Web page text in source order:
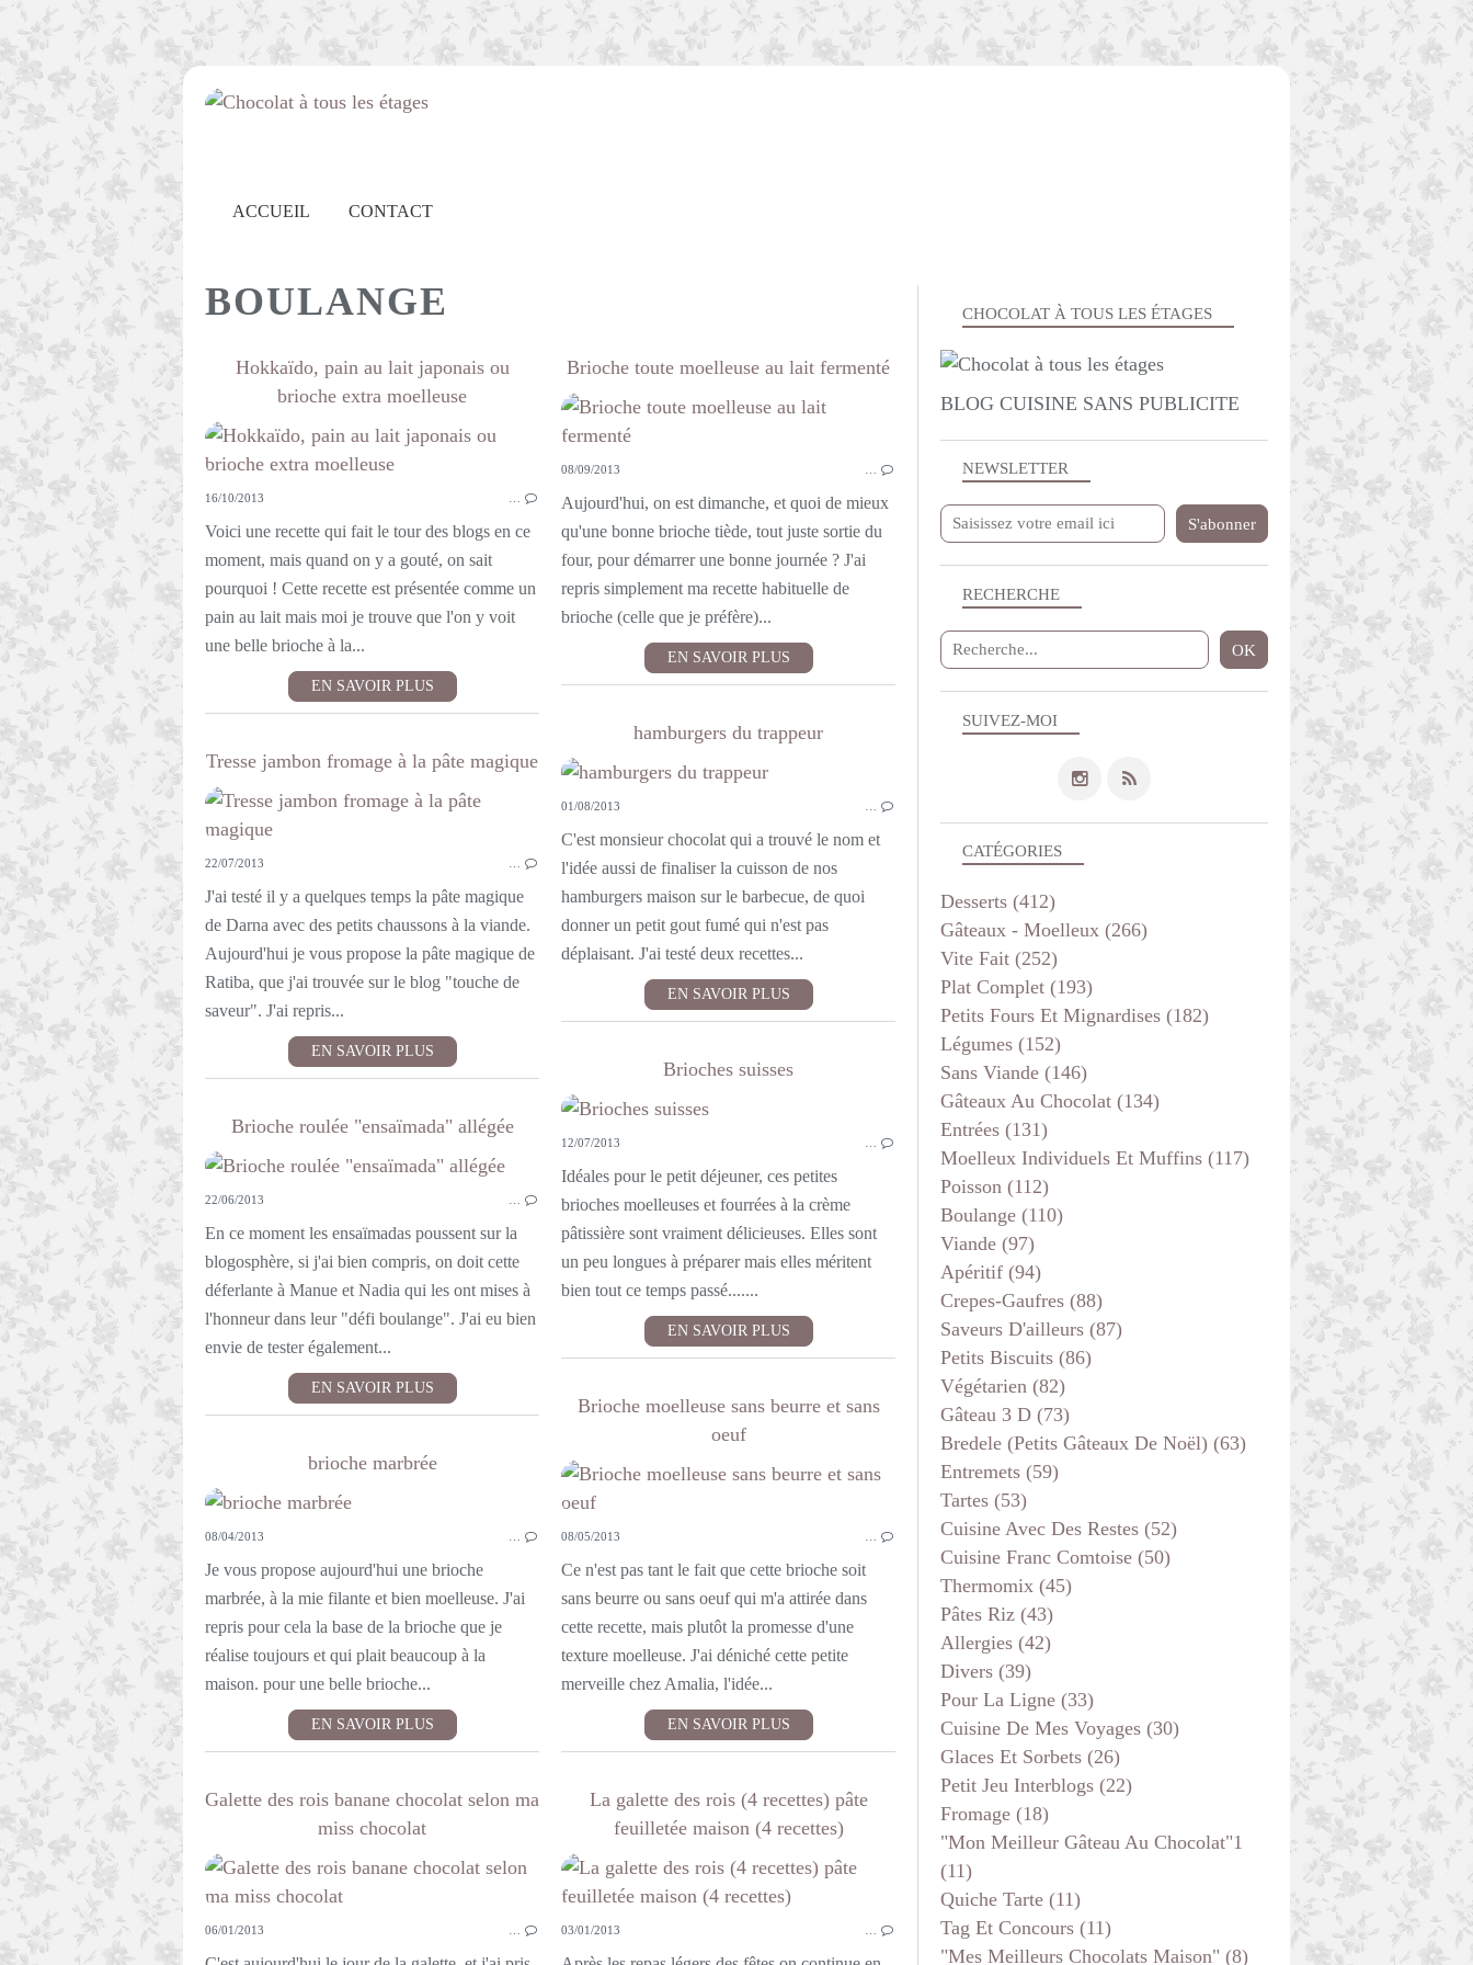
ACCUEIL CONTACT
BOULANGE
Hokkaïdo, pain au lait japonais ou
brioche extra moelleuse
16/10/2013
Voici une recette qui fait le tour des blogs en ce
moment, mais quand on y a gouté, on sait
pourquoi ! Cette recette est présentée comme un
pain au lait mais moi je trouve que l'on y voit
une belle brioche à la...
EN SAVOIR PLUS
Brioche toute moelleuse au lait fermenté
BOULANGE
08/09/2013
Aujourd'hui, on est dimanche, et quoi de mieux
qu'une bonne brioche tiède, tout juste sortie du
four, pour démarrer une bonne journée ? J'ai
repris simplement ma recette habituelle de
brioche (celle que je préfère)...
EN SAVOIR PLUS
hamburgers du trappeur
BOULANGE
01/08/2013
C'est monsieur chocolat qui a trouvé le nom et
l'idée aussi de finaliser la cuisson de nos
hamburgers maison sur le barbecue, de quoi
donner un petit gout fumé qui n'est pas
déplaisant. J'ai testé deux recettes...
EN SAVOIR PLUS
Tresse jambon fromage à la pâte magique
22/07/2013
J'ai testé il y a quelques temps la pâte magique
de Darna avec des petits chaussons à la viande.
Aujourd'hui je vous propose la pâte magique de
Ratiba, que j'ai trouvée sur le blog "touche de
saveur". J'ai repris...
EN SAVOIR PLUS
Brioches suisses
BOULANGE
12/07/2013
Idéales pour le petit déjeuner, ces petites
brioches moelleuses et fourrées à la crème
pâtissière sont vraiment délicieuses. Elles sont
un peu longues à préparer mais elles méritent
bien tout ce temps passé.......
EN SAVOIR PLUS
Brioche roulée "ensaïmada" allégée
BOULANGE
22/06/2013
En ce moment les ensaïmadas poussent sur la
blogosphère, si j'ai bien compris, on doit cette
déferlante à Manue et Nadia qui les ont mises à
l'honneur dans leur "défi boulange". J'ai eu bien
envie de tester également...
EN SAVOIR PLUS
Brioche moelleuse sans beurre et sans
oeuf
08/05/2013
Ce n'est pas tant le fait que cette brioche soit
sans beurre ou sans oeuf qui m'a attirée dans
cette recette, mais plutôt la promesse d'une
texture moelleuse. J'ai déniché cette petite
merveille chez Amalia, l'idée...
EN SAVOIR PLUS
brioche marbrée
08/04/2013
Je vous propose aujourd'hui une brioche
marbrée, à la mie filante et bien moelleuse. J'ai
repris pour cela la base de la brioche que je
réalise toujours et qui plait beaucoup à la
maison. pour une belle brioche...
EN SAVOIR PLUS
Galette des rois banane chocolat selon ma
miss chocolat
BOULANGE
06/01/2013
La galette des rois (4 recettes) pâte
feuilletée maison (4 recettes)
03/01/2013
NEWSLETTER
SUIVEZ-MOI
RECHERCHE
CHOCOLAT À TOUS LES ÉTAGES
BLOG CUISINE SANS PUBLICITE
CATÉGORIES
Desserts (412)
Gâteaux - Moelleux (266)
Vite Fait (252)
Plat Complet (193)
Petits Fours Et Mignardises (182)
Légumes (152)
Sans Viande (146)
Gâteaux Au Chocolat (134)
Entrées (131)
Moelleux Individuels Et Muffins (117)
Poisson (112)
Boulange (110)
Viande (97)
Apéritif (94)
Crepes-Gaufres (88)
Saveurs D'ailleurs (87)
Petits Biscuits (86)
Végétarien (82)
Gâteau 3 D (73)
Bredele (petits Gâteaux De Noël) (63)
Entremets (59)
Tartes (53)
Cuisine Avec Des Restes (52)
Cuisine Franc Comtoise (50)
Thermomix (45)
Pâtes Riz (43)
Allergies (42)
Divers (39)
Pour La Ligne (33)
Cuisine De Mes Voyages (30)
Glaces Et Sorbets (26)
Petit Jeu Interblogs (22)
Fromage (18)
"mon Meilleur Gâteau Au Chocolat"1
(11)
Quiche Tarte (11)
Tag Et Concours (11)
"mes Meilleurs Chocolats Maison" (8)